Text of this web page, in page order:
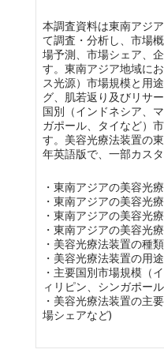
本調査資料は東南アジ
て調査・分析し、市場
場予測、市場シェア、
す。東南アジア地域に
ス光源）市場規模と用
グ、肌若返り及びリサ
国別（インドネシア、
ガポール、タイなど）
す。美容光療法装置の
年英語版で、一部カス
・東南アジアの美容光
・東南アジアの美容光
・東南アジアの美容光
・東南アジアの美容光
・美容光療法装置の種
・美容光療法装置の用
・主要国別市場規模（
ィリピン、シンガポール
・美容光療法装置の主
場シェアなど)